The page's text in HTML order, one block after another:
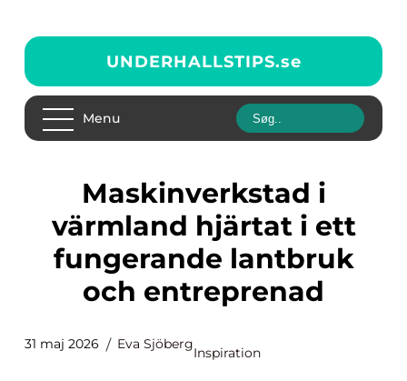
UNDERHALLSTIPS.se
Menu
Maskinverkstad i
värmland hjärtat i ett
fungerande lantbruk
och entreprenad
31 maj 2026 Eva Sjöberg
Inspiration